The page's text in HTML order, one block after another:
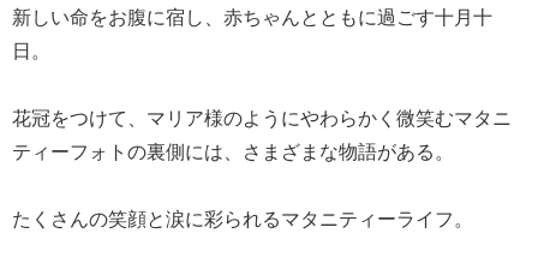
新しい命をお腹に宿し、赤ちゃんとともに過ごす十月十
日。
花冠をつけて、マリア様のようにやわらかく微笑むマタニ
ティーフォトの裏側には、さまざまな物語がある。
たくさんの笑顔と涙に彩られるマタニティーライフ。